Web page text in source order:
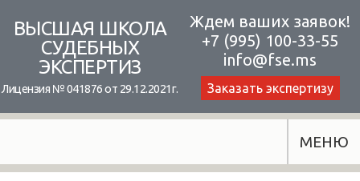
content
ВЫСШАЯ ШКОЛА
СУДЕБНЫХ
ЭКСПЕРТИЗ
Лицензия № 041876 от 29.12.2021г.
Ждем ваших заявок!
+7 (995) 100-33-55
info@fse.ms
Заказать экспертизу
МЕНЮ